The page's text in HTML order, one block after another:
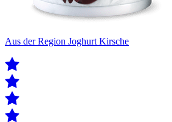
Aus der Region Joghurt Kirsche